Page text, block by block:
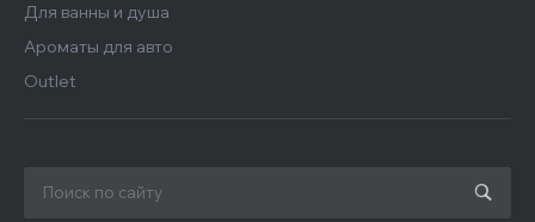
Для ванны и душа
Ароматы для авто
Outlet